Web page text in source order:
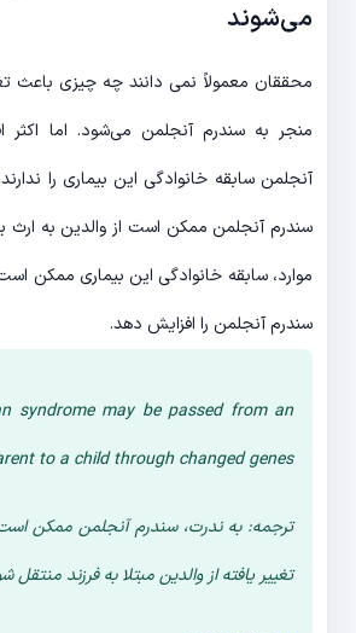
می‌شوند
محققان معمولاً نمی دانند چه چیزی باعث
منجر به سندرم آنجلمن می‌شود. اما اکثر
آنجلمن سابقه خانوادگی این بیماری را
سندرم آنجلمن ممکن است از والدین به ارث
موارد، سابقه خانوادگی این بیماری ممکن
سندرم آنجلمن را افزایش دهد.
syndrome may be passed from an
to a child through changed genes.
ترجمه: به ندرت، سندرم آنجلمن ممکن
تغییر یافته از والدین مبتلا به فرزند منتقل